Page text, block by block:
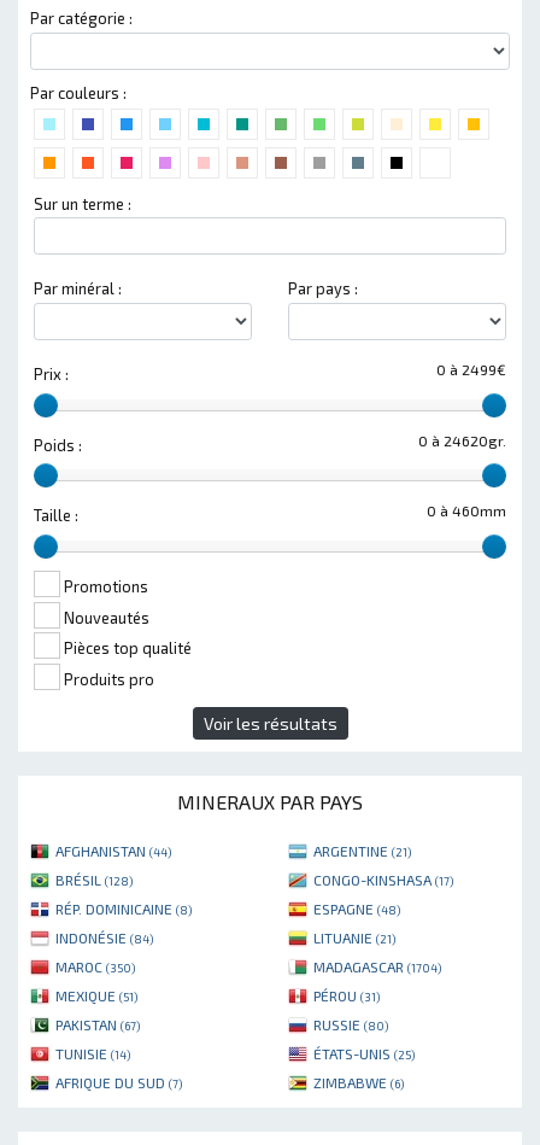
Par catégorie :
Par couleurs :
Sur un terme :
Par minéral : Par pays :
0 à 2499€
Prix :
0 à 24620gr.
Poids :
0 à 460mm
Taille :
Promotions
Nouveautés
Pièces top qualité
Produits pro
Voir les résultats
MINERAUX PAR PAYS
AFGHANISTAN (44) ARGENTINE (21)
BRÉSIL (128) CONGO-KINSHASA (17)
RÉP. DOMINICAINE (8) ESPAGNE (48)
INDONÉSIE (84) LITUANIE (21)
MAROC (350) MADAGASCAR (1704)
MEXIQUE (51) PÉROU (31)
PAKISTAN (67) RUSSIE (80)
TUNISIE (14) ÉTATS-UNIS (25)
AFRIQUE DU SUD (7) ZIMBABWE (6)